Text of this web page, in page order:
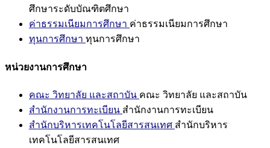
ศึกษาระดับบัณฑิตศึกษา
ค่าธรรมเนียมการศึกษา ค่าธรรมเนียมการศึกษา
ทุนการศึกษา ทุนการศึกษา
หน่วยงานการศึกษา
คณะ วิทยาลัย และสถาบัน คณะ วิทยาลัย และสถาบัน
สำนักงานการทะเบียน สำนักงานการทะเบียน
สำนักบริหารเทคโนโลยีสารสนเทศ สำนักบริหาร
เทคโนโลยีสารสนเทศ